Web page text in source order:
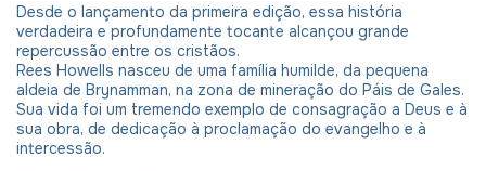
Desde o lançamento da primeira edição, essa história
verdadeira e profundamente tocante alcançou grande
repercussão entre os cristãos.
Rees Howells nasceu de uma família humilde, da pequena
aldeia de Brynamman, na zona de mineração do Páis de Gales.
Sua vida foi um tremendo exemplo de consagração a Deus e à
sua obra, de dedicação à proclamação do evangelho e à
intercessão.